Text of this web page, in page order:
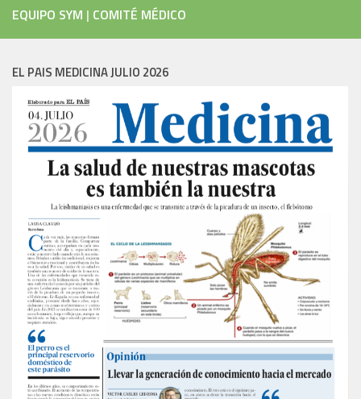
EQUIPO SYM | COMITÉ MÉDICO
EL PAIS MEDICINA JULIO 2026